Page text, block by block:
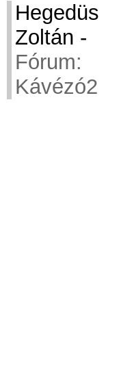
Hegedüs
Zoltán -
Fórum:
Kávézó2